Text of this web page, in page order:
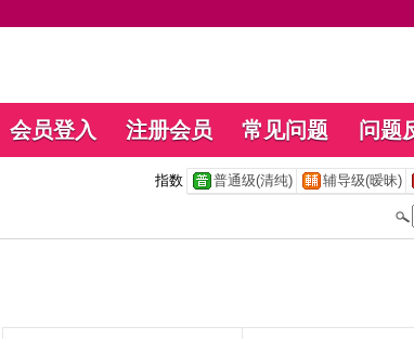
会员登入 注册会员 常见问题 问题
指数 普通级(清纯) 辅导级(暧昧)